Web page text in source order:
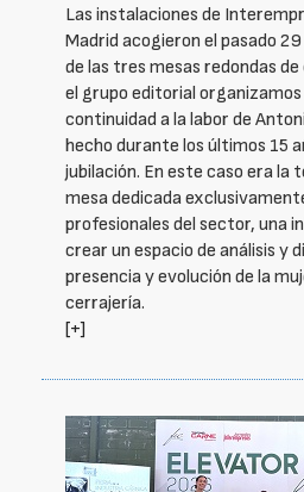
Las instalaciones de
Madrid acogieron el pasado
de las tres mesas redondas
el grupo editorial
continuidad a la labor de
hecho durante los últimos 15
jubilación. En este caso era la
mesa dedicada
profesionales del sector, una
crear un espacio de análisis y
presencia y evolución de la
cerrajería.
[+]